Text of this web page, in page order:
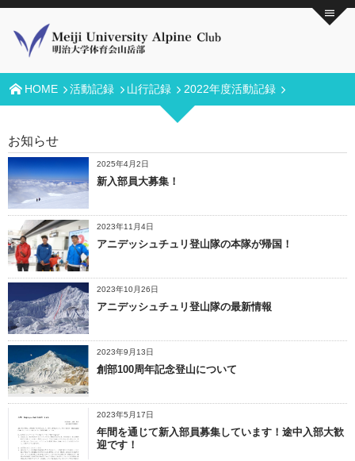
HOME 活動記録 山行記録 2022年度活動記録
お知らせ
2025年4月2日
新入部員大募集！
2023年11月4日
アニデッシュチュリ登山隊の本隊が帰国！
2023年10月26日
アニデッシュチュリ登山隊の最新情報
2023年9月13日
創部100周年記念登山について
2023年5月17日
年間を通じて新入部員募集しています！途中入部大歓
迎です！